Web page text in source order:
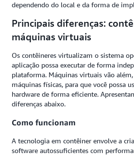
dependendo do local e da forma de
Principais diferenças:
máquinas virtuais
Os contêineres virtualizam o sistema
aplicação possa executar de forma
plataforma. Máquinas virtuais vão
máquinas físicas, para que você possa
hardware de forma eficiente.
diferenças abaixo.
Como funcionam
A tecnologia em contêiner envolve a
software autossuficientes com